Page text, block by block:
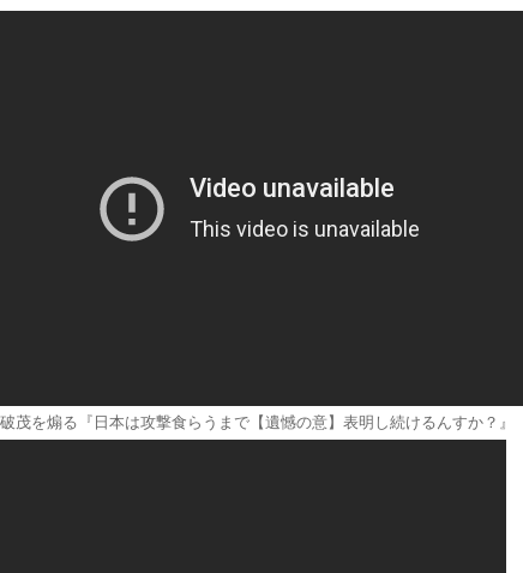
茂を煽る『日本は攻撃食らうまで【遺憾の意】表明し続けるんすか？』